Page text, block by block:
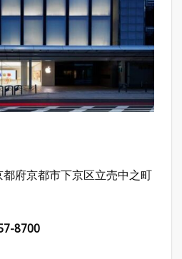
府京都市下京区立売中之町
8700